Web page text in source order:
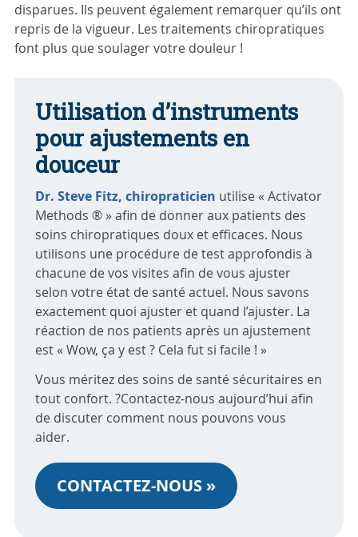
disparues. Ils peuvent également remarquer qu’ils ont
repris de la vigueur. Les traitements chiropratiques
font plus que soulager votre douleur !
Utilisation d’instruments
pour ajustements en
douceur
Dr. Steve Fitz, chiropraticien utilise « Activator
Methods ® » afin de donner aux patients des
soins chiropratiques doux et efficaces. Nous
utilisons une procédure de test approfondis à
chacune de vos visites afin de vous ajuster
selon votre état de santé actuel. Nous savons
exactement quoi ajuster et quand l’ajuster. La
réaction de nos patients après un ajustement
est « Wow, ça y est ? Cela fut si facile ! »
Vous méritez des soins de santé sécuritaires en
tout confort. ?Contactez-nous aujourd’hui afin
de discuter comment nous pouvons vous
aider.
CONTACTEZ-NOUS »